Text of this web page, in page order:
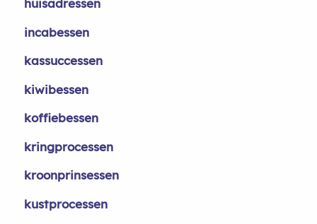
huisadressen
incabessen
kassuccessen
kiwibessen
koffiebessen
kringprocessen
kroonprinsessen
kustprocessen